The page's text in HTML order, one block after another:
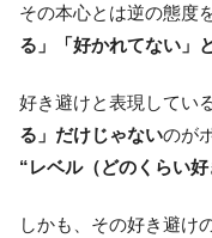
その本心とは逆の態度
る」「好かれてない」
好き避けと表現してい
る」だけじゃないのが
“レベル（どのくらい
しかも、その好き避け